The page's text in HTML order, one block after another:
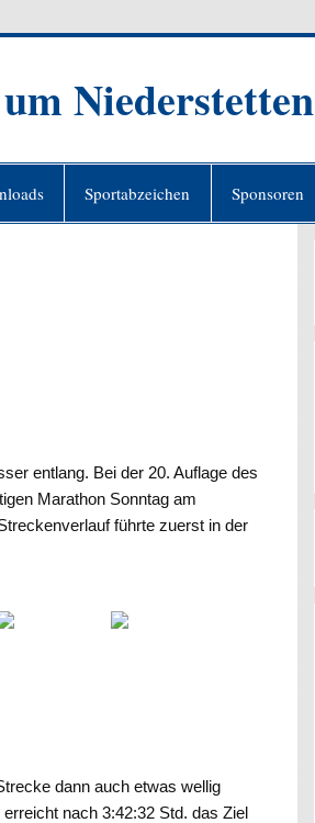
Niederstetten
Sportabzeichen Sponsoren
entlang. Bei der 20. Auflage des
Marathon Sonntag am
führte zuerst in der
dann auch etwas wellig
nach 3:42:32 Std. das Ziel